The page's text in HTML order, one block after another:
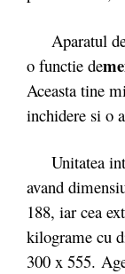
Aparatul de
o functie de
Aceasta tine
inchidere si o
Unitatea
avand
188, iar cea
kilograme cu
300 x 555.